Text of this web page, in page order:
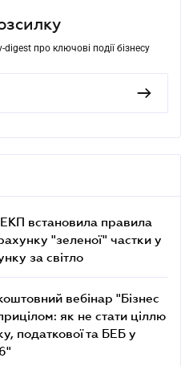
про ключові події бізнесу
встановила правила
"зеленої" частки у
за світло
вебінар "Бізнес
як не стати ціллю
податкової та БЕБ у